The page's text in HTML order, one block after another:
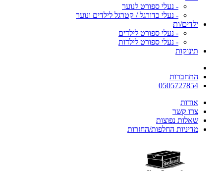
- נעלי ספורט לנוער
- נעלי כדורגל / קטרגל לילדים ונוער
ילדים/ות
- נעלי ספורט לילדים
- נעלי ספורט לילדות
תינוקות
התחברות
0505727854
אודות
צרו קשר
שאלות נפוצות
מדיניות החלפות/החזרות